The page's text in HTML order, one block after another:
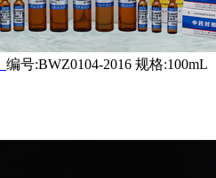
编号:BWZ0104-2016 规格:100mL